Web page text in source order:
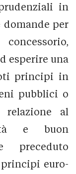
in
per
esperire una
principi in
pubblici o
al
e buon
preceduto
euro-